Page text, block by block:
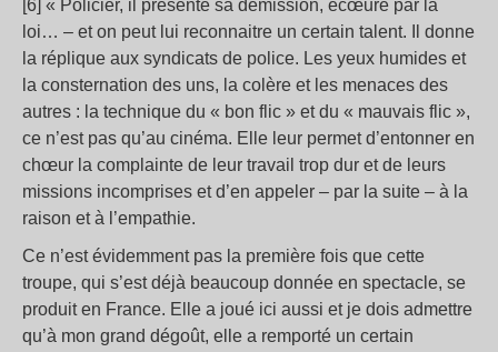
[6] « Policier, il présente sa démission, écœuré par la
loi… – et on peut lui reconnaitre un certain talent. Il donne
la réplique aux syndicats de police. Les yeux humides et
la consternation des uns, la colère et les menaces des
autres : la technique du « bon flic » et du « mauvais flic »,
ce n’est pas qu’au cinéma. Elle leur permet d’entonner en
chœur la complainte de leur travail trop dur et de leurs
missions incomprises et d’en appeler – par la suite – à la
raison et à l’empathie.
Ce n’est évidemment pas la première fois que cette
troupe, qui s’est déjà beaucoup donnée en spectacle, se
produit en France. Elle a joué ici aussi et je dois admettre
qu’à mon grand dégoût, elle a remporté un certain